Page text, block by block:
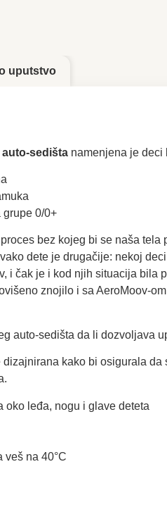
uputstvo
sedišta namenjena je deci
grupe 0/0+
bez kojeg bi se naša
dete je drugačije: nekoj
i čak je i kod njih situacija
znojilo i sa AeroMoov-
auto-sedišta da li dozvoljava
kako bi osigurala
oko leđa, nogu i glave deteta
veš na 40°C